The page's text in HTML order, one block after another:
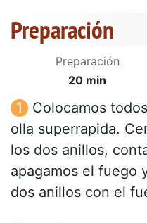
Preparación
Preparación
20 min
Colocamos
olla superrapida.
los dos anillos,
apagamos el fuego
dos anillos con el